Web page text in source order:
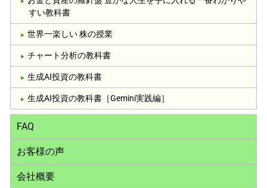
すい教科書
世界一楽しい 株の授業
チャート分析の教科書
生成AI投資の教科書
生成AI投資の教科書［Gemini実践編］
FAQ
お客様の声
会社概要